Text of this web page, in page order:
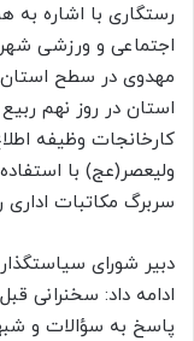
رستگاری با اشاره به
اجتماعی و ورزشی
مهدوی در سطح استان
استان در روز نهم
ولیعصر(عج) با
سربرگ مکاتبات اداری
دبیر شورای
ادامه داد: سخنرانی
پاسخ به سؤالات و